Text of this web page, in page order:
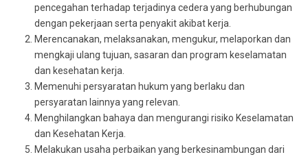
pencegahan terhadap terjadinya cedera yang berhubungan
dengan pekerjaan serta penyakit akibat kerja.
Merencanakan, melaksanakan, mengukur, melaporkan dan
mengkaji ulang tujuan, sasaran dan program keselamatan
dan kesehatan kerja.
Memenuhi persyaratan hukum yang berlaku dan
persyaratan lainnya yang relevan.
Menghilangkan bahaya dan mengurangi risiko Keselamatan
dan Kesehatan Kerja.
Melakukan usaha perbaikan yang berkesinambungan dari